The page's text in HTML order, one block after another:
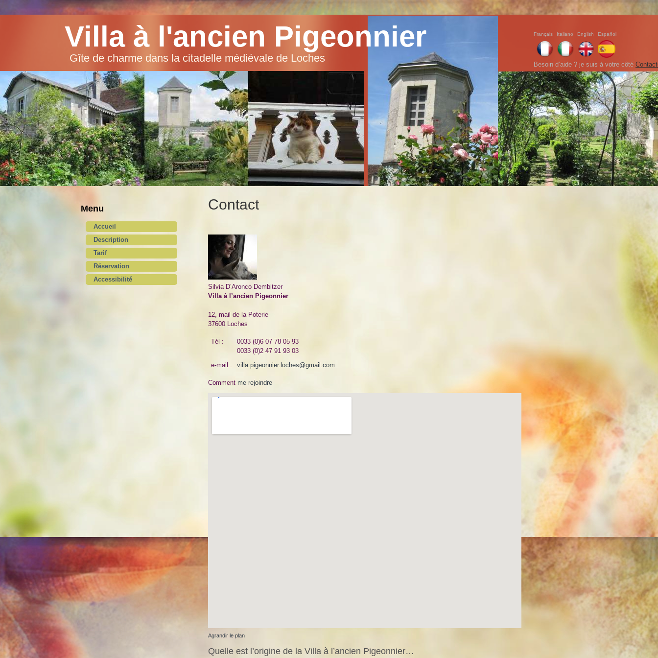
Villa à l'ancien Pigeonnier
Gîte de charme dans la citadelle médiévale de Loches
Français Italiano English Español
Besoin d’aide ? je suis à votre côté
Menu
Accueil
Description
Tarif
Réservation
Accessibilité
Contact
Silvia D’Aronco Dembitzer
Villa à l’ancien Pigeonnier
12, mail de la Poterie
37600 Loches
Tél :
0033 (0)6 07 78 05 93
0033 (0)2 47 91 93 03
e-mail :
villa.pigeonnier.loches@gmail.com
Comment me rejoindre
Agrandir le plan
Quelle est l’origine de la Villa à l’ancien Pigeonnier…